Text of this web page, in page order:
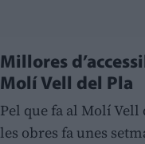
Millores
Molí Vell del Pla
Pel que fa al Molí
les obres fa unes